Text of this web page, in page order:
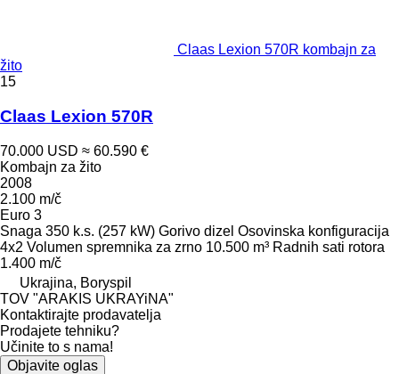
Claas Lexion 570R kombajn za
žito
15
Claas Lexion 570R
70.000 USD ≈ 60.590 €
Kombajn za žito
2008
2.100 m/č
Euro 3
Snaga 350 k.s. (257 kW) Gorivo dizel Osovinska konfiguracija
4x2 Volumen spremnika za zrno 10.500 m³ Radnih sati rotora
1.400 m/č
Ukrajina, Boryspil
TOV "ARAKIS UKRAYiNA"
Kontaktirajte prodavatelja
Prodajete tehniku?
Učinite to s nama!
Objavite oglas